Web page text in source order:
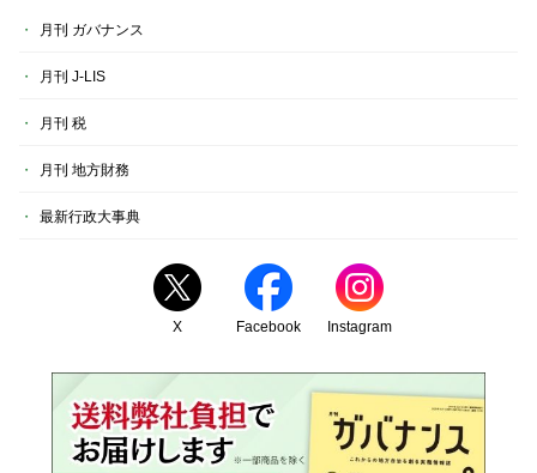
月刊 ガバナンス
月刊 J-LIS
月刊 税
月刊 地方財務
最新行政大事典
X Facebook Instagram